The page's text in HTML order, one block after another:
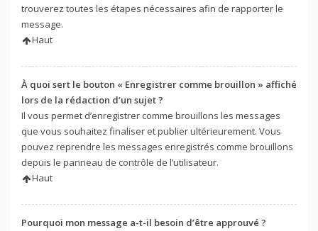
trouverez toutes les étapes nécessaires afin de rapporter le
message.
Haut
À quoi sert le bouton « Enregistrer comme brouillon » affiché
lors de la rédaction d’un sujet ?
Il vous permet d’enregistrer comme brouillons les messages
que vous souhaitez finaliser et publier ultérieurement. Vous
pouvez reprendre les messages enregistrés comme brouillons
depuis le panneau de contrôle de l’utilisateur.
Haut
Pourquoi mon message a-t-il besoin d’être approuvé ?